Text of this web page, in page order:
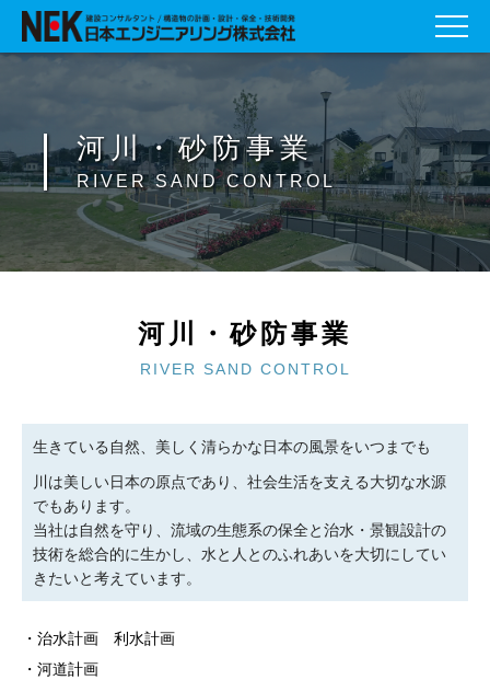
河川・砂防事業
RIVER SAND CONTROL
河川・砂防事業
RIVER SAND CONTROL
生きている自然、美しく清らかな日本の風景をいつまでも
川は美しい日本の原点であり、社会生活を支える大切な水源
でもあります。
当社は自然を守り、流域の生態系の保全と治水・景観設計の
技術を総合的に生かし、水と人とのふれあいを大切にしてい
きたいと考えています。
・治水計画 利水計画
・河道計画